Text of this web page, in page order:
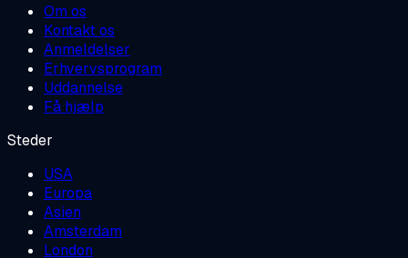
Om os
Kontakt os
Anmeldelser
Erhvervsprogram
Uddannelse
Få hjælp
Steder
USA
Europa
Asien
Amsterdam
London